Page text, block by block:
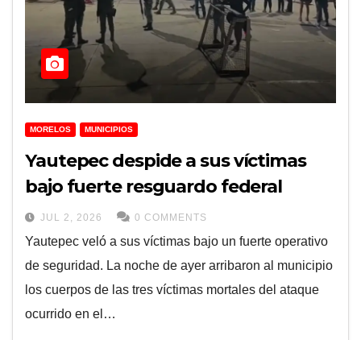
MORELOS MUNICIPIOS
Yautepec despide a sus víctimas
bajo fuerte resguardo federal
JUL 2, 2026 0 COMMENTS
Yautepec veló a sus víctimas bajo un fuerte operativo
de seguridad. La noche de ayer arribaron al municipio
los cuerpos de las tres víctimas mortales del ataque
ocurrido en el…